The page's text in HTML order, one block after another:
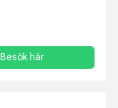
Besök här